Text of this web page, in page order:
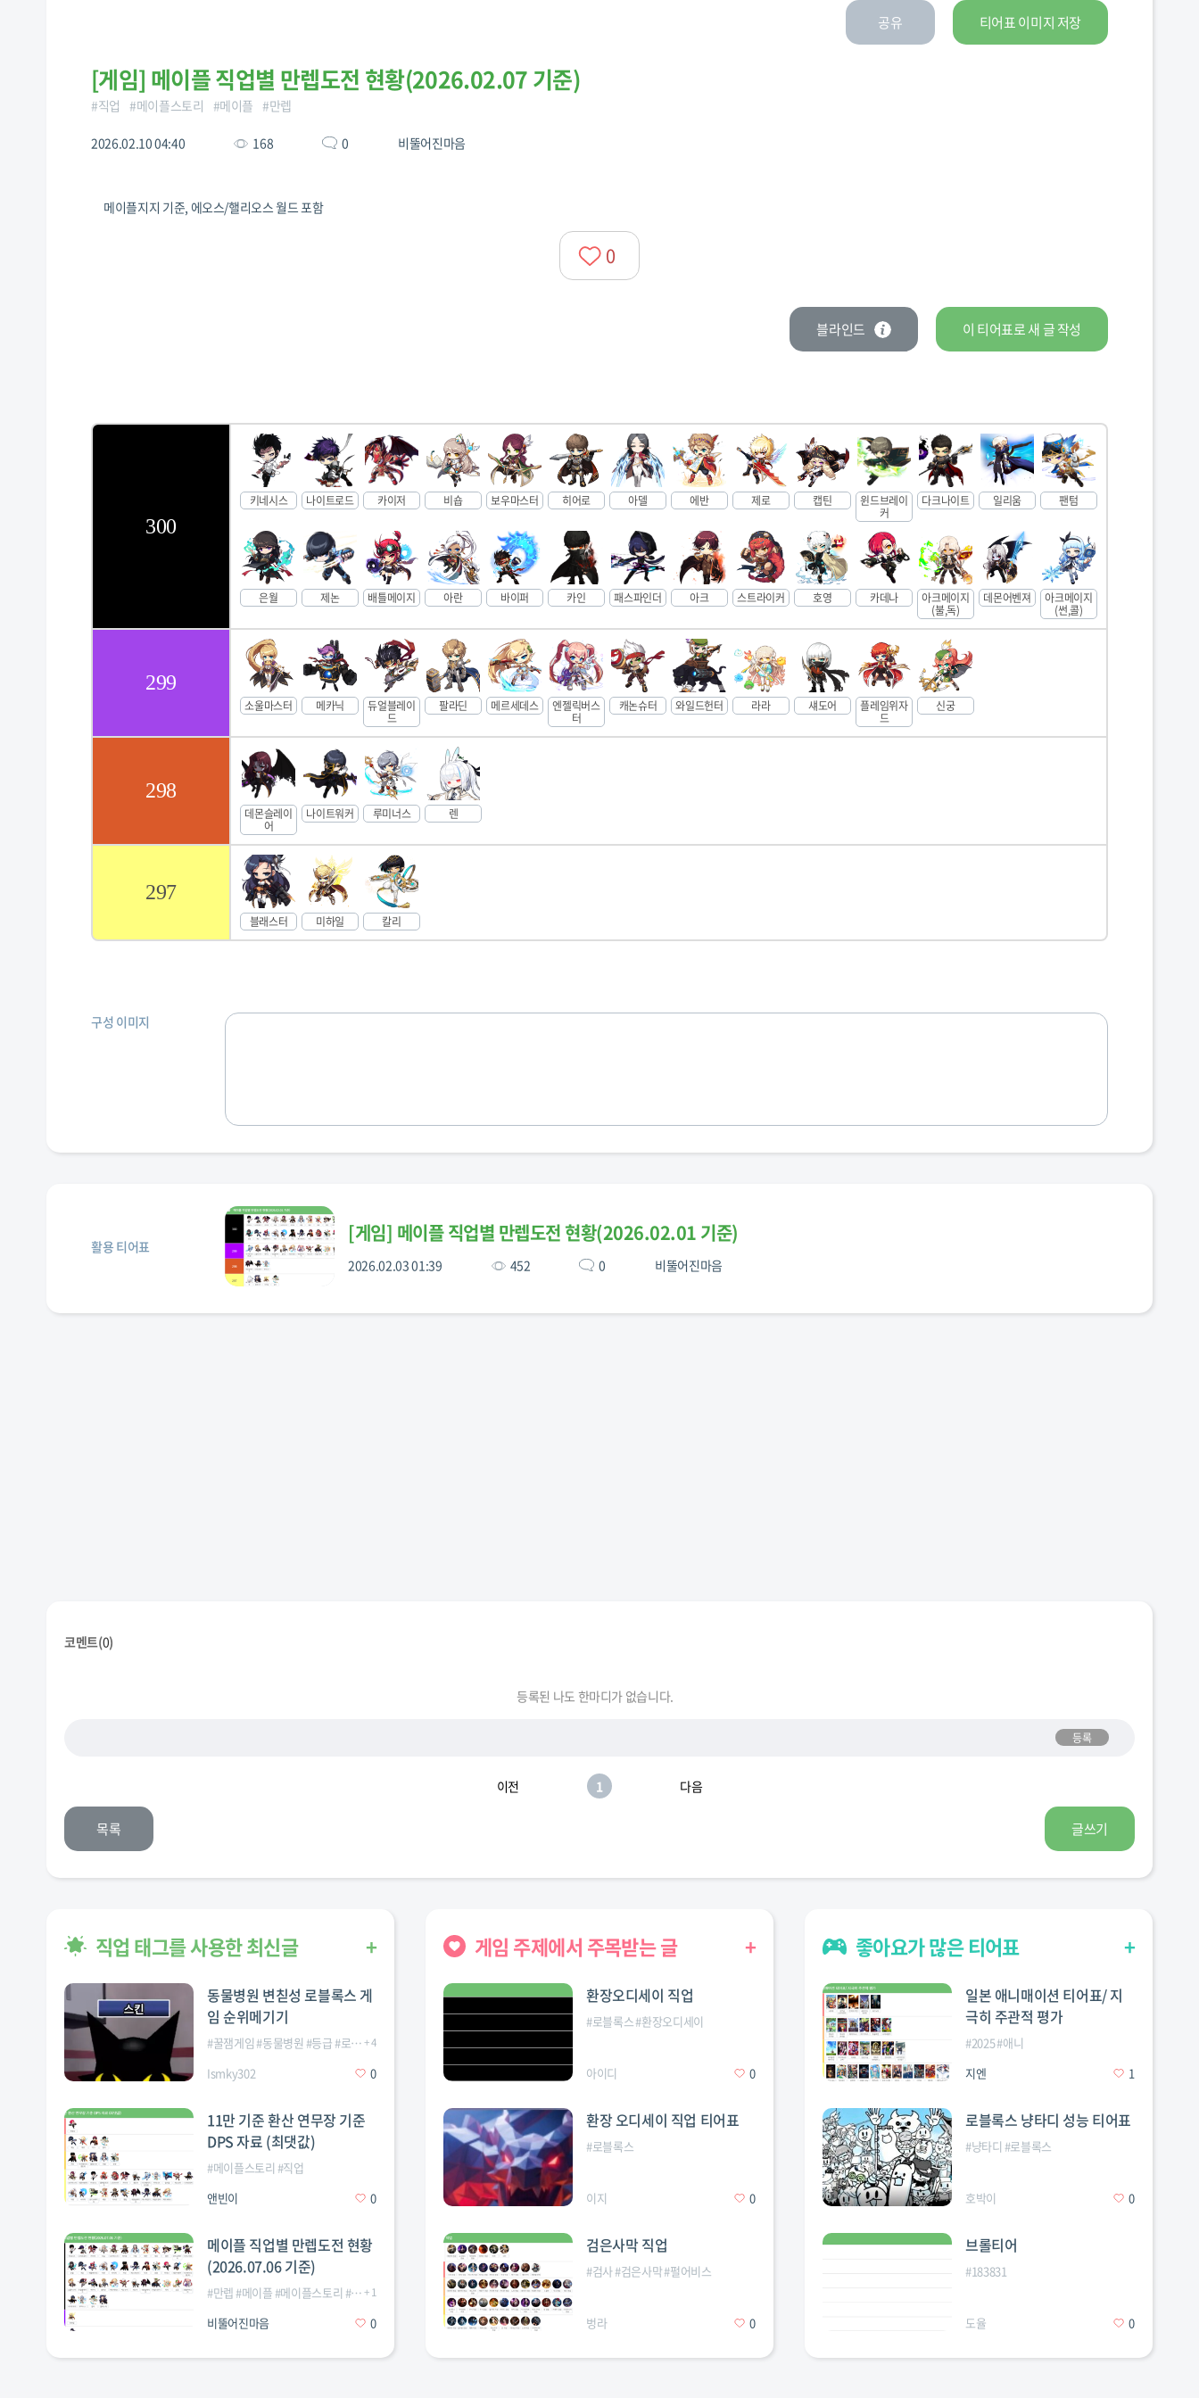
공유 티어표 이미지 저장
[게임] 메이플 직업별 만렙도전 현황(2026.02.07 기준)
#직업 #메이플스토리 #메이플 #만렙
2026.02.10 04:40 168 0 비뚤어진마음
메이플지지 기준, 에오스/핼리오스 월드 포함
0
블라인드 이 티어표로새 글작성
300
키네시스 나이트로드 카이저 비숍 보우마스터 히어로 아델 에반 제로 캡틴 윈드브레이
커
다크나이트 일리움 팬텀
은월 제논 배틀메이지 아란 바이퍼 카인 패스파인더 아크 스트라이커 호영 카데나 아크메이지
(불,독)
데몬어벤져 아크메이지
(썬,콜)
299
소울마스터 메카닉 듀얼블레이
드
팔라딘 메르세데스 엔젤릭버스
터
캐논슈터 와일드헌터 라라 섀도어 플레임위자
드
신궁
298
데몬슬레이
어
나이트워커 루미너스 렌
297
블래스터 미하일 칼리
구성 이미지
활용 티어표
[게임] 메이플 직업별 만렙도전 현황(2026.02.01 기준)
2026.02.03 01:39 452 0 비뚤어진마음
코멘트(0)
등록된 나도 한마디가 없습니다.
등록
이전 1 다음
목록 글쓰기
직업 태그를 사용한 최신글 +
동물병원 변칟성 로블록스 게
임 순위메기기
#꿀잼게임#동물병원 #등급#로블록스 +4
Ismky302 0
11만 기준 환산 연무장 기준
DPS 자료 (최댓값)
#메이플스토리 #직업
앤빈이
0
메이플 직업별 만렙도전 현황
(2026.07.06 기준)
#만렙#메이플#메이플스토리 #직업
+1
비뚤어진마음 0
게임 주제에서 주목받는 글 +
환장오디세이 직업
#로블록스#환장오디세이
아이디 0
환장 오디세이 직업 티어표
#로블록스
이지 0
검은사막 직업
#검사#검은사막#펄어비스
벙라 0
좋아요가 많은 티어표 +
일본 애니매이션 티어표/ 지
극히 주관적 평가
#2025#애니
지엔
1
로블록스 냥타디 성능 티어표
#냥타디 #로블록스
호박이 0
브롤티어
#183831
도율 0